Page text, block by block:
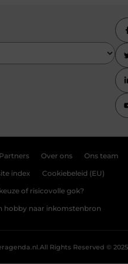
Partners Over ons Ons team
index Cookiebeleid (EU)
of risicovolle gok?
hobby naar inkomstenbron
All Rights Reserved © 2025